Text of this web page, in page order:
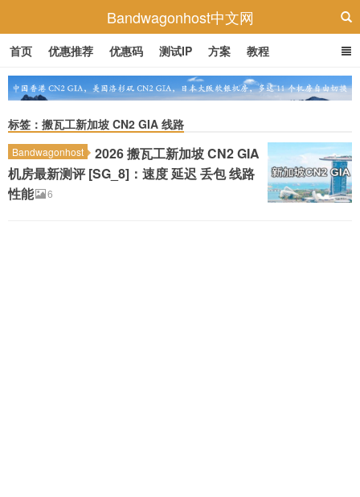
Bandwagonhost中文网
首页 优惠推荐 优惠码 测试IP 方案 教程
标签：搬瓦工新加坡 CN2 GIA 线路
Bandwagonhost
2026 搬瓦工新加坡 CN2 GIA
机房最新测评 [SG_8]：速度 延迟 丢包 线路
性能
6